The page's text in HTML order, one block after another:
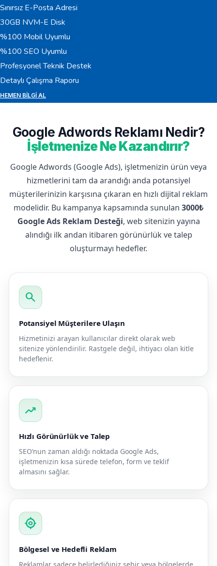
Sınırsız E-Posta Adresi
30GB NVM-E Disk
%100 Mobil Uyumlu
%100 SEO Uyumlu
Profesyonel Teknik Destek
Detaylı Çalışma Raporu
HEMEN BILGI AL
Google Adwords Reklamı Nedir?
İşletmenize Ne Kazandırır?
Google Adwords (Google Ads), işletmenizin ürün veya
hizmetlerini tam da arandığı anda potansiyel
müşterilerinizin karşısına çıkaran en hızlı dijital reklam
modelidir. Bu kampanya kapsamında sunulan 3000₺
Google Ads Reklam Desteği, web sitenizin yayına
alındığı ilk andan itibaren görünürlük ve talep
oluşturmayı hedefler.
search
Potansiyel Müşterilere Ulaşın
Hizmetinizi arayan kullanıcılar direkt olarak web
sitenize yönlendirilir. Rastgele değil, ihtiyacı olan kitle
hedeflenir.
trending_up
Hızlı Görünürlük ve Talep
SEO’nun zaman aldığı noktada Google Ads,
işletmenizin kısa sürede telefon, form ve teklif
almasını sağlar.
my_location
Bölgesel ve Hedefli Reklam
Reklamlar sadece belirlediğiniz şehir veya bölgelerde